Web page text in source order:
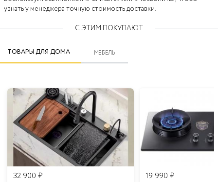
узнать у менеджера точную стоимость доставки.
С ЭТИМ ПОКУПАЮТ
ТОВАРЫ ДЛЯ ДОМА МЕБЕЛЬ
32 900 ₽
19 990 ₽